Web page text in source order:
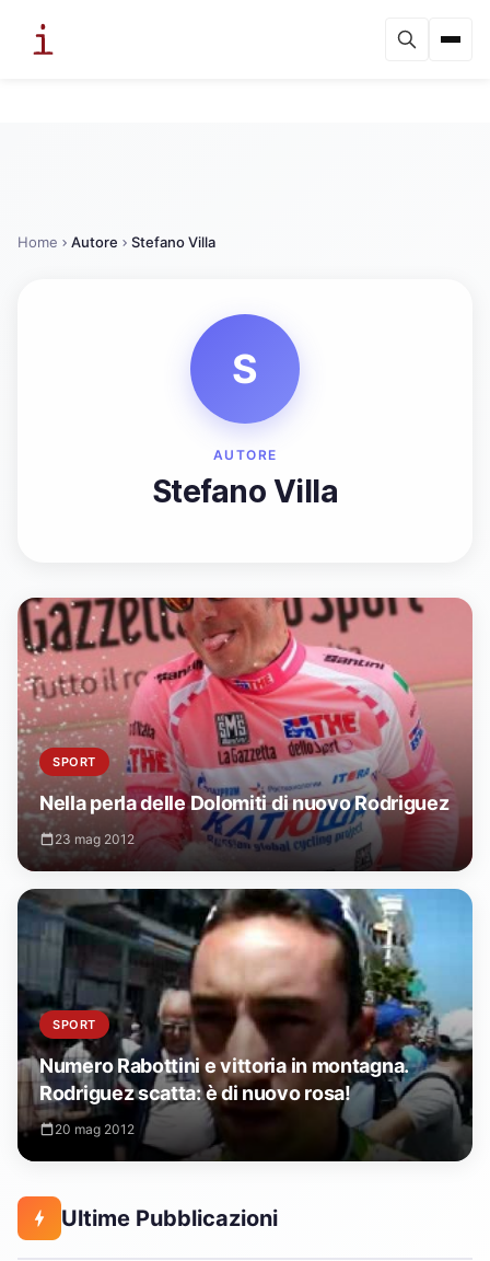
Home Autore Stefano Villa
S
AUTORE
Stefano Villa
SPORT
Nella perla delle Dolomiti di nuovo Rodriguez
23 mag 2012
SPORT
Numero Rabottini e vittoria in montagna.
Rodriguez scatta: è di nuovo rosa!
20 mag 2012
Ultime Pubblicazioni